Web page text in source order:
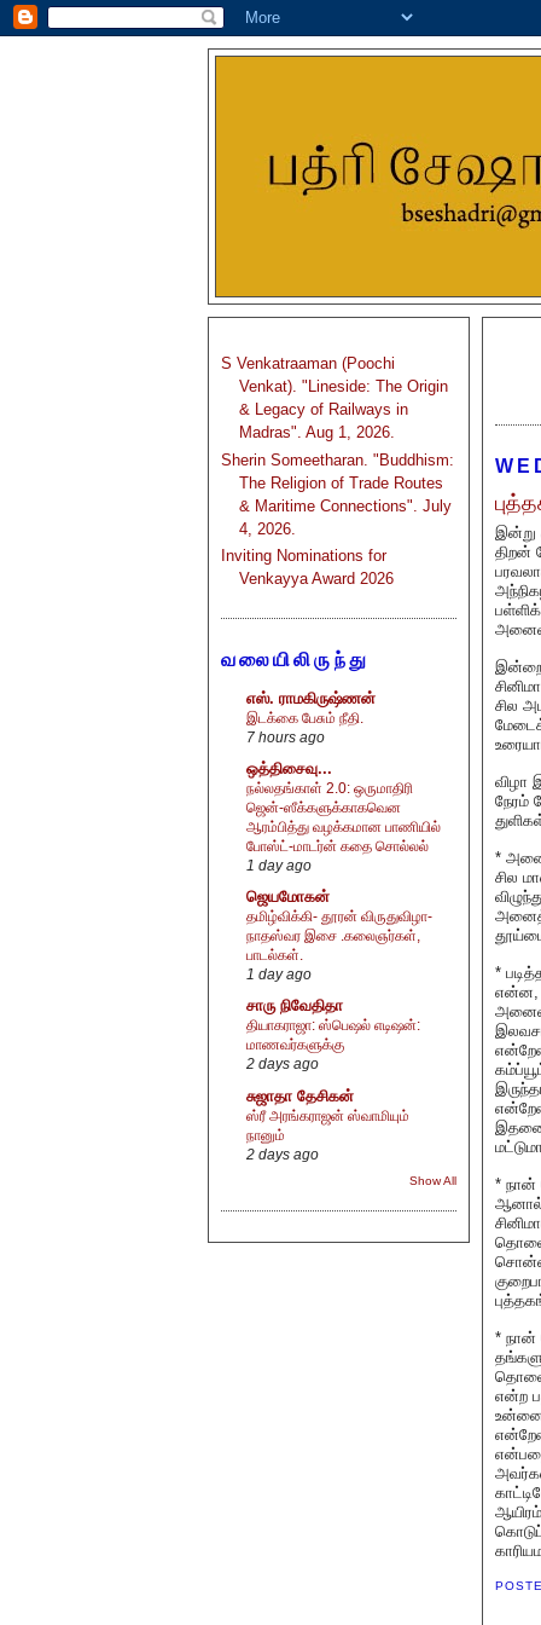
S Venkatraaman (Poochi
Venkat). "Lineside: The Origin
& Legacy of Railways in
Madras". Aug 1, 2026.
Sherin Someetharan. "Buddhism:
The Religion of Trade Routes
& Maritime Connections". July
4, 2026.
Inviting Nominations for
Venkayya Award 2026
வலையிலிருந்து
எஸ். ராமகிருஷ்ணன்
இடக்கை பேசும் நீதி.
7 hours ago
ஒத்திசைவு...
நல்லதங்காள் 2.0: ஒருமாதிரி
ஜென்-ஸீக்களுக்காகவென
ஆரம்பித்து வழக்கமான பாணியில்
போஸ்ட்-மாடர்ன் கதை சொல்லல்
1 day ago
ஜெயமோகன்
தமிழ்விக்கி- தூரன் விருதுவிழா-
நாதஸ்வர இசை .கலைஞர்கள்,
பாடல்கள்.
1 day ago
சாரு நிவேதிதா
தியாகராஜா: ஸ்பெஷல் எடிஷன்:
மாணவர்களுக்கு
2 days ago
சுஜாதா தேசிகன்
ஸ்ரீ அரங்கராஜன் ஸ்வாமியும்
நானும்
2 days ago
Show All
இன்று
திறன்
சில
விழா
நேரம்
*
சில
*
என்ன,
இதனை
* நான்
ஆனால்
* நான்
என்ற